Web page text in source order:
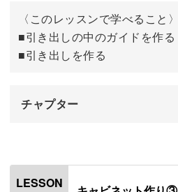
〈このレッスンで学べること〉
■引き出しの中のガイドを作る
■引き出しを作る
チャプター
はじめに
LESSON